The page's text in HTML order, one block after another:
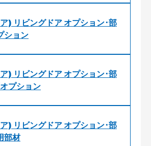
) リビングドア オプション･部
ション
) リビングドア オプション･部
プション
) リビングドア オプション･部
部材